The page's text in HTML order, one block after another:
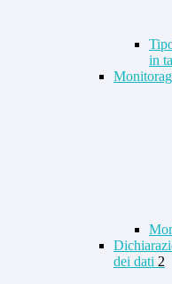
in
dei dati 2